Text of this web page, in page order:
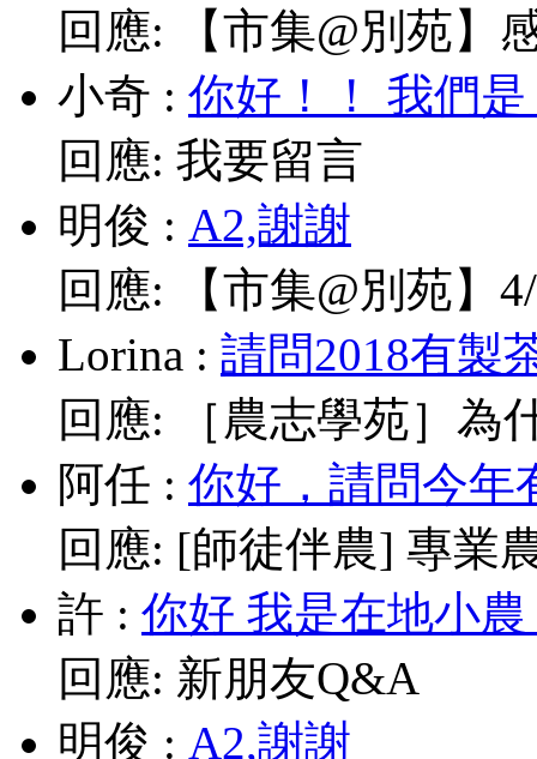
回應:
【市集@別苑】
小奇 : 你好！！ 我們
回應: 我要留言
明俊 : A2,謝謝
回應:
【市集@別苑】
Lorina : 請問2018有製
回應:
［農志學苑］為
阿任 : 你好，請問今年
回應: [師徒伴農] 專業
許 : 你好 我是在地小
回應: 新朋友Q&A
明俊 : A2,謝謝